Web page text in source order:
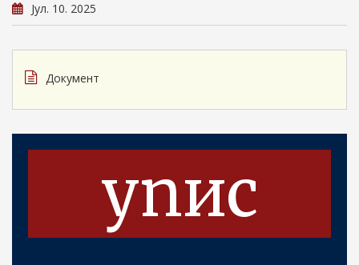
Јул. 10. 2025
Документ
упис